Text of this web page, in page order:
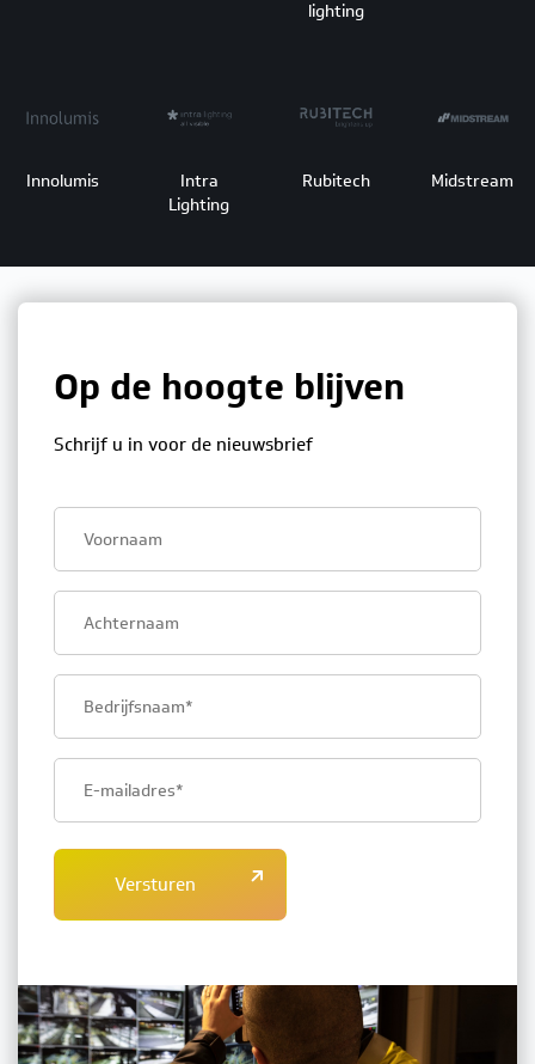
lighting
Innolumis
Intra
Lighting
Rubitech Midstream
Op de hoogte blijven
Schrijf u in voor de nieuwsbrief
name
name
Company
name
address